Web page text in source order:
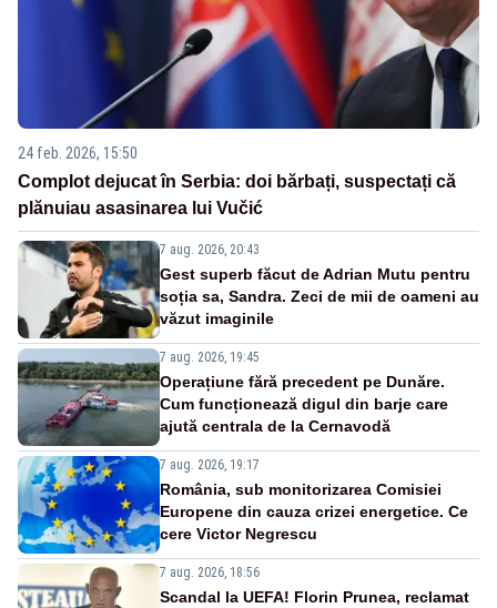
24 feb. 2026, 15:50
Complot dejucat în Serbia: doi bărbați, suspectați că
plănuiau asasinarea lui Vučić
7 aug. 2026, 20:43
Gest superb făcut de Adrian Mutu pentru
soția sa, Sandra. Zeci de mii de oameni au
văzut imaginile
7 aug. 2026, 19:45
Operațiune fără precedent pe Dunăre.
Cum funcționează digul din barje care
ajută centrala de la Cernavodă
7 aug. 2026, 19:17
România, sub monitorizarea Comisiei
Europene din cauza crizei energetice. Ce
cere Victor Negrescu
7 aug. 2026, 18:56
Scandal la UEFA! Florin Prunea, reclamat